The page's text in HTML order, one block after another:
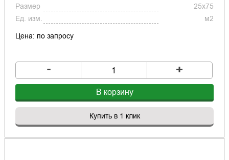
Размер
25x75
Ед. изм.
м2
Цена: по запросу
- +
В корзину
Купить в 1 клик